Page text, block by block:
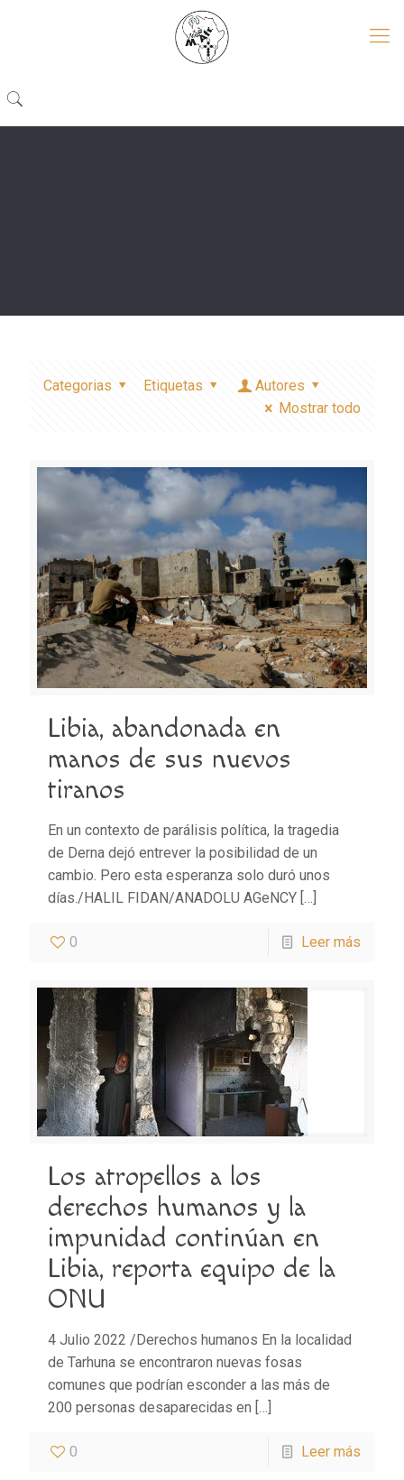
Categorias Etiquetas
Autores
Mostrar todo
Libia, abandonada en
manos de sus nuevos
tiranos
En un contexto de parálisis política, la tragedia
de Derna dejó entrever la posibilidad de un
cambio. Pero esta esperanza solo duró unos
días./HALIL FIDAN/ANADOLU AGeNCY […]
0 Leer más
Los atropellos a los
derechos humanos y la
impunidad continúan en
Libia, reporta equipo de la
ONU
4 Julio 2022 /Derechos humanos En la localidad
de Tarhuna se encontraron nuevas fosas
comunes que podrían esconder a las más de
200 personas desaparecidas en […]
0 Leer más